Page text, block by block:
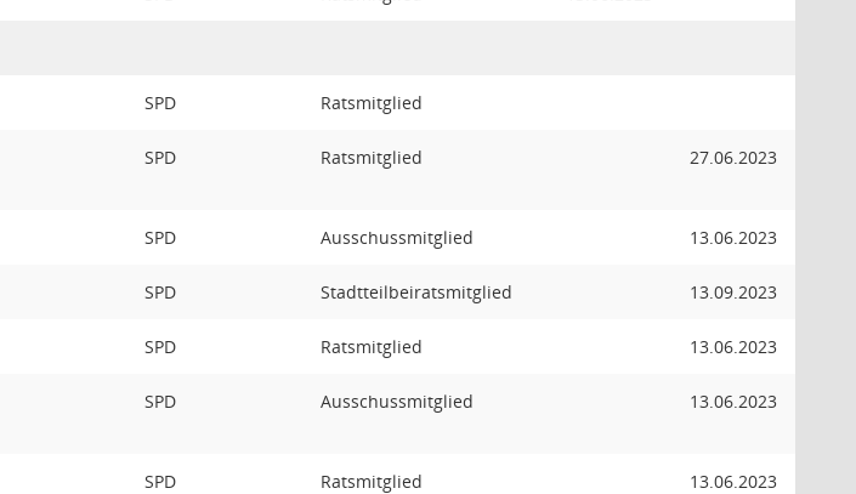
SPD Ratsmitglied
SPD Ratsmitglied 27.06.2023
SPD Ausschussmitglied 13.06.2023
SPD Stadtteilbeiratsmitglied 13.09.2023
SPD Ratsmitglied 13.06.2023
SPD Ausschussmitglied 13.06.2023
SPD Ratsmitglied 13.06.2023